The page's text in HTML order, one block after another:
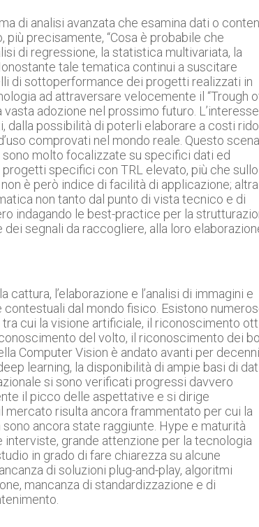
di analisi avanzata che esamina dati o
più precisamente, “Cosa è probabile che
di regressione, la statistica multivariata, la
tale tematica continui a suscitare
di sottoperformance dei progetti realizzati in
ad attraversare velocemente il “Trough
adozione nel prossimo futuro.
dalla possibilità di poterli elaborare a costi
comprovati nel mondo reale. Questo
molto focalizzate su specifici dati ed
specifici con TRL elevato, più che sullo
è però indice di facilità di applicazione; altra
non tanto dal punto di vista tecnico e di
indagando le best-practice per la
segnali da raccogliere, alla loro
l’elaborazione e l’analisi di immagini e
dal mondo fisico. Esistono
cui la visione artificiale, il riconoscimento
del volto, il riconoscimento dei
Computer Vision è andato avanti per
learning, la disponibilità di ampie basi di
si sono verificati progressi davvero
il picco delle aspettative e si dirige
mercato risulta ancora frammentato per cui la
ancora state raggiunte. Hype e maturità
grande attenzione per la tecnologia
in grado di fare chiarezza su alcune
di soluzioni plug-and-play, algoritmi
mancanza di standardizzazione e di